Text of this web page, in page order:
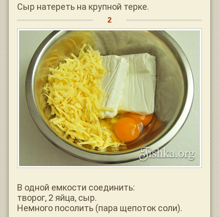
Сыр натереть на крупной терке.
В одной емкости соединить:
творог, 2 яйца, сыр.
Немного посолить (пара щепоток соли).